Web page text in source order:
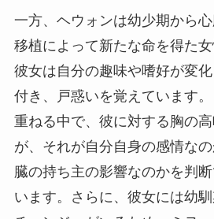
一方、ヘウォンは幼少期から
移植によって新たな命を得た女
彼女は自分の趣味や嗜好が変
付き、戸惑いを覚えています
重ねる中で、彼に対する胸の
が、それが自分自身の感情な
臓の持ち主の影響なのかを判
います。さらに、彼女には幼